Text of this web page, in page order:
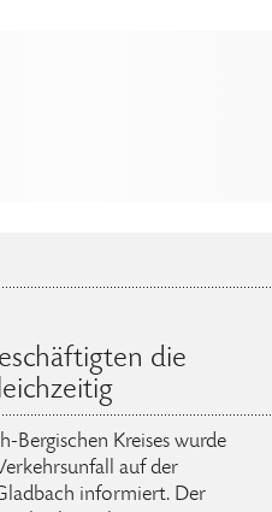
die
Bergischen Kreises wurde
auf der
informiert. Der